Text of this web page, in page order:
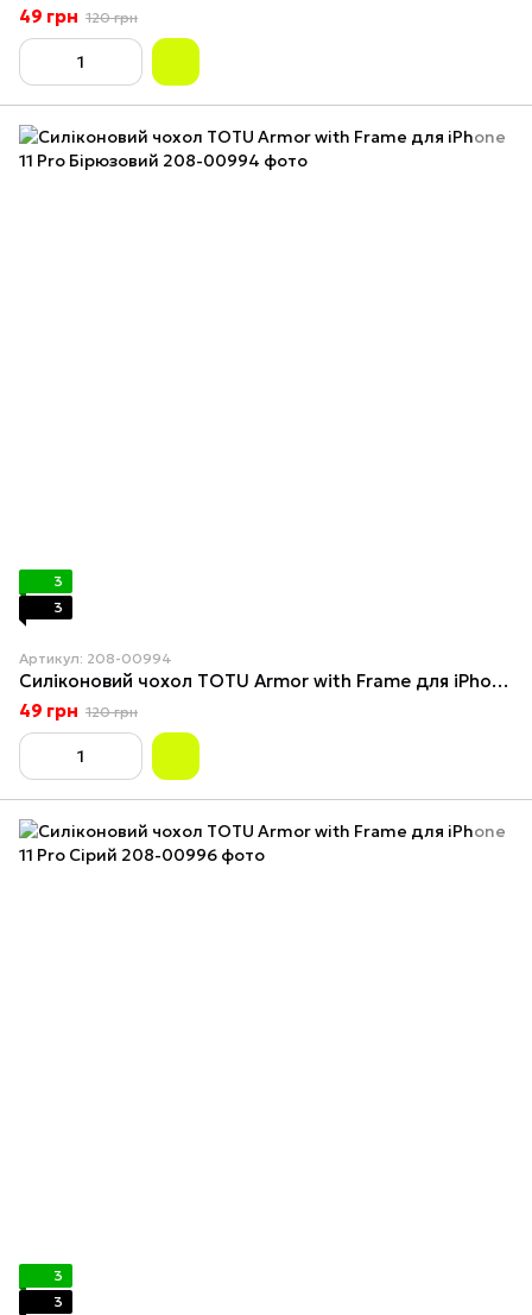
49 грн 120 грн
3
3
Артикул: 208-00994
Силіконовий чохол TOTU Armor with Frame для iPhone 11 Pro Бірюзовий
49 грн 120 грн
3
3